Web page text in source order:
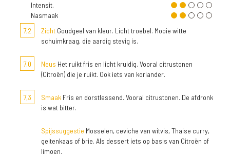
Intensit.
Nasmaak
7,2
Zicht Goudgeel van kleur. Licht troebel. Mooie witte
schuimkraag, die aardig stevig is.
7,0 Neus Het ruikt fris en licht kruidig. Vooral citrustonen
(Citroën) die je ruikt. Ook iets van koriander.
7,3 Smaak Fris en dorstlessend. Vooral citrustonen. De afdronk
is wat bitter.
Spijssuggestie Mosselen, ceviche van witvis, Thaise curry,
geitenkaas of brie. Als dessert iets op basis van Citroën of
limoen.